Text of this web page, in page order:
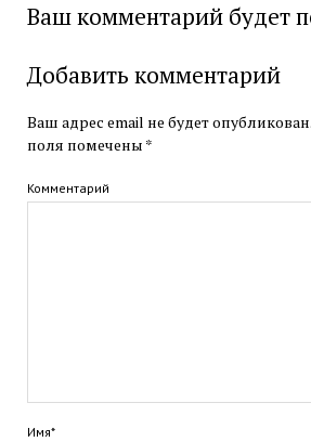
Ваш комментарий будет
Добавить комментарий
Ваш адрес email не будет опубликован.
поля помечены *
Комментарий
Имя*